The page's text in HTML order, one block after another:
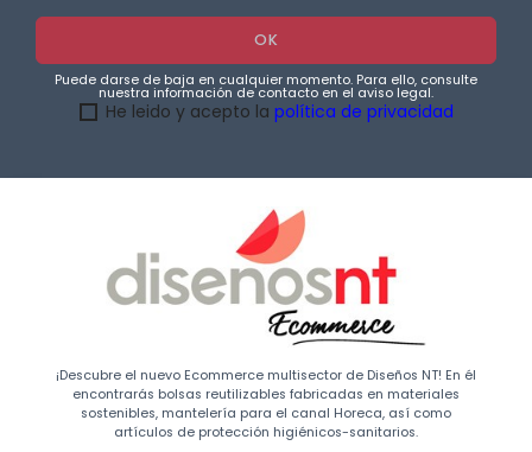
Puede darse de baja en cualquier momento. Para ello, consulte
nuestra información de contacto en el aviso legal.
He leido y acepto la política de privacidad
¡Descubre el nuevo Ecommerce multisector de Diseños NT! En él
encontrarás bolsas reutilizables fabricadas en materiales
sostenibles, mantelería para el canal Horeca, así como
artículos de protección higiénicos-sanitarios.